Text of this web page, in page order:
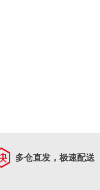
多仓直发，极速配送